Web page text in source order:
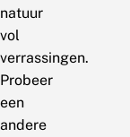
natuur
vol
verrassingen.
Probeer
een
andere